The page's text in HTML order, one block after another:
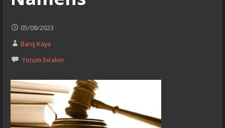
05/08/2023
Barış Kaya
Yorum bırakın